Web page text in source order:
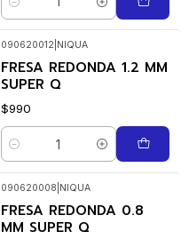
Cantidad
090620012 NIQUA
FRESA REDONDA 1.2 MM
SUPER Q
$990
Cantidad
090620008 NIQUA
FRESA REDONDA 0.8
MM SUPER Q